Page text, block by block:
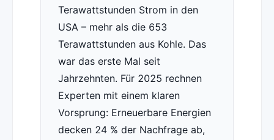
Terawattstunden Strom in den
USA – mehr als die 653
Terawattstunden aus Kohle. Das
war das erste Mal seit
Jahrzehnten. Für 2025 rechnen
Experten mit einem klaren
Vorsprung: Erneuerbare Energien
decken 24 % der Nachfrage ab,